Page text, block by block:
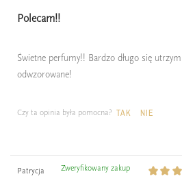
Polecam!!
Świetne perfumy!! Bardzo długo się
odwzorowane!
Czy ta opinia była pomocna? TAK NIE
Patrycja Zweryfikowany zakup